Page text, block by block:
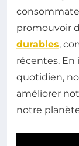
promouvoir
durables,
récentes.
quotidien,
améliorer
notre